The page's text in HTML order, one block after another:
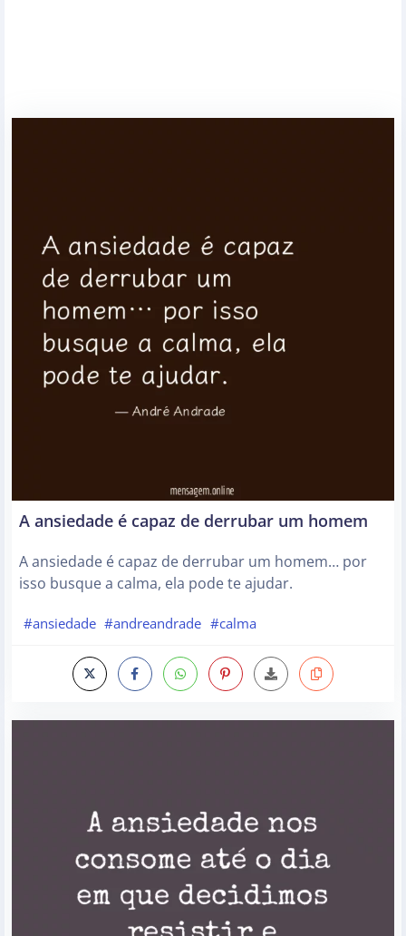
A ansiedade é capaz de derrubar um homem
A ansiedade é capaz de derrubar um homem… por
isso busque a calma, ela pode te ajudar.
#ansiedade #andreandrade #calma